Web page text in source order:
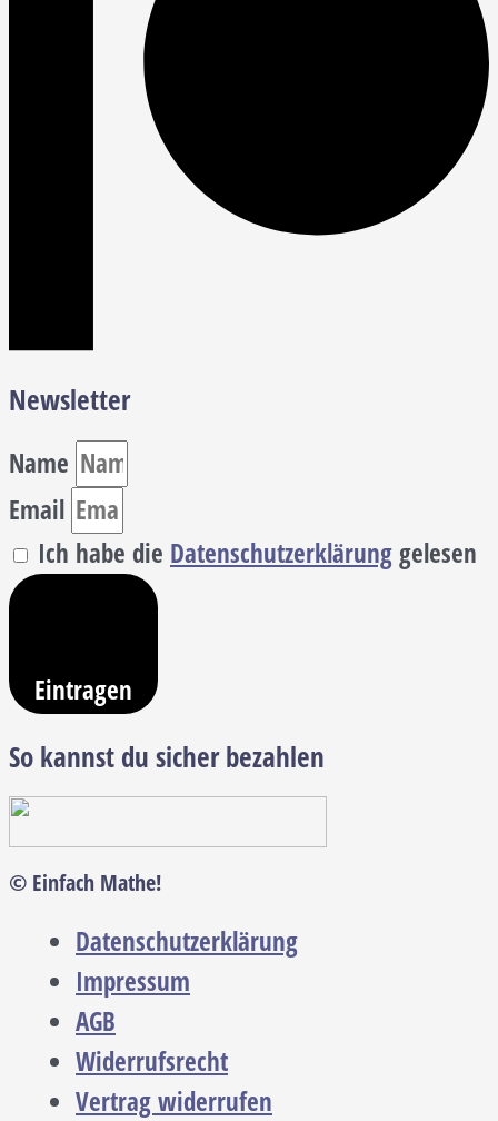
Newsletter
Name
Email
Ich habe die Datenschutzerklärunggelesen
Eintragen
So kannst du sicher bezahlen
© Einfach Mathe!
Datenschutzerklärung
Impressum
AGB
Widerrufsrecht
Vertrag widerrufen